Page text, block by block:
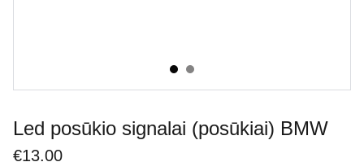
Led posūkio signalai (posūkiai) BMW
€13.00